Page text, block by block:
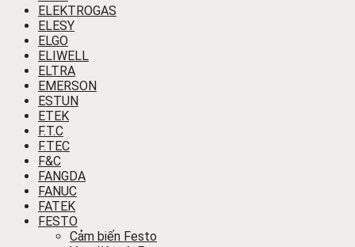
ELEKTROGAS
ELESY
ELGO
ELIWELL
ELTRA
EMERSON
ESTUN
ETEK
F.T.C
F.TEC
F&C
FANGDA
FANUC
FATEK
FESTO
Cảm biến Festo